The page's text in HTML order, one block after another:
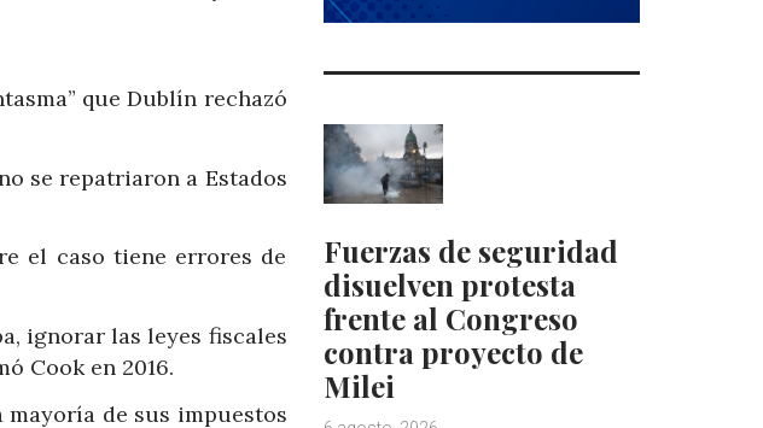
que Dublín rechazó
se repatriaron a Estados
el caso tiene errores de
ignorar las leyes fiscales
Cook en 2016.
de sus impuestos
Fuerzas de seguridad
disuelven protesta
frente al Congreso
contra proyecto de
Milei